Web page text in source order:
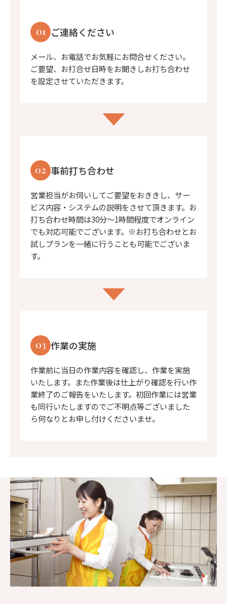
01 ご連絡ください
メール、お電話でお気軽にお問合せください。
ご要望、お打合せ日時をお聞きしお打ち合わせ
を設定させていただきます。
02 事前打ち合わせ
営業担当がお伺いしてご要望をおききし、サー
ビス内容・システムの説明をさせて頂きます。お
打ち合わせ時間は30分〜1時間程度でオンライン
でも対応可能でございます。※お打ち合わせとお
試しプランを一緒に行うことも可能でございま
す。
03 作業の実施
作業前に当日の作業内容を確認し、作業を実施
いたします。また作業後は仕上がり確認を行い作
業終了のご報告をいたします。初回作業には営業
も同行いたしますのでご不明点等ございました
ら何なりとお申し付けくださいませ。